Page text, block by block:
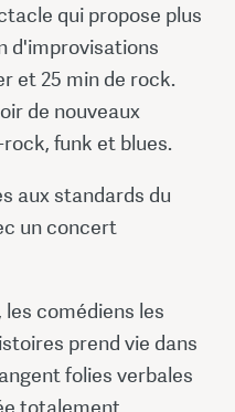
qui propose plus
d'improvisations
et 25 min de rock.
de nouveaux
funk et blues.
aux standards du
un concert
comédiens les
prend vie dans
folies verbales
totalement